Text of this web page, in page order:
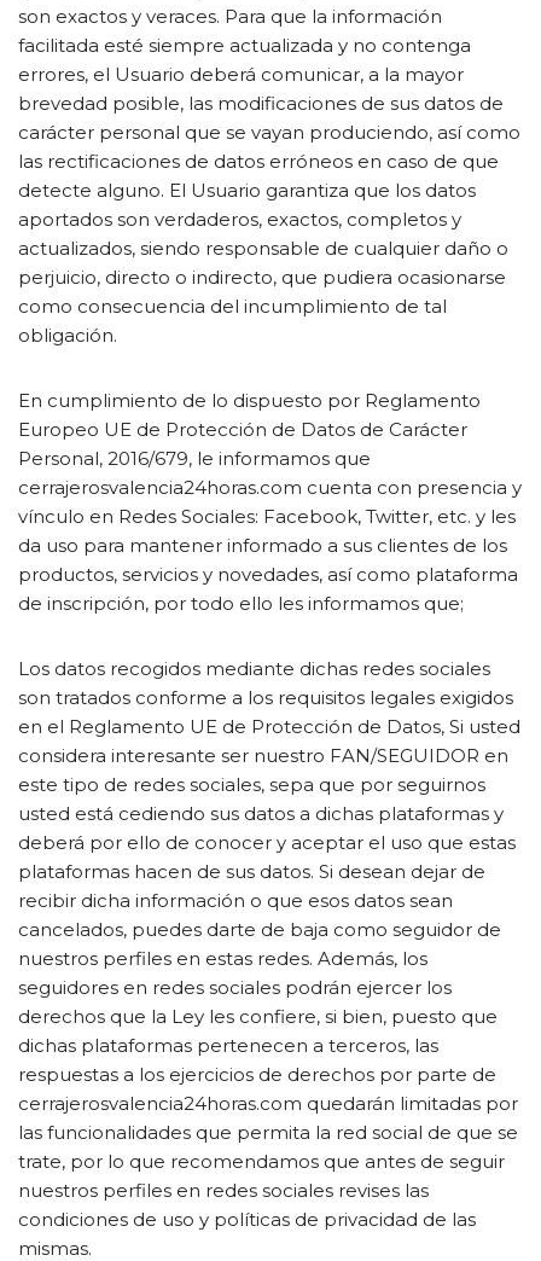
son exactos y veraces. Para que la información
facilitada esté siempre actualizada y no contenga
errores, el Usuario deberá comunicar, a la mayor
brevedad posible, las modificaciones de sus datos de
carácter personal que se vayan produciendo, así como
las rectificaciones de datos erróneos en caso de que
detecte alguno. El Usuario garantiza que los datos
aportados son verdaderos, exactos, completos y
actualizados, siendo responsable de cualquier daño o
perjuicio, directo o indirecto, que pudiera ocasionarse
como consecuencia del incumplimiento de tal
obligación.
En cumplimiento de lo dispuesto por Reglamento
Europeo UE de Protección de Datos de Carácter
Personal, 2016/679, le informamos que
cerrajerosvalencia24horas.com cuenta con presencia y
vínculo en Redes Sociales: Facebook, Twitter, etc. y les
da uso para mantener informado a sus clientes de los
productos, servicios y novedades, así como plataforma
de inscripción, por todo ello les informamos que;
Los datos recogidos mediante dichas redes sociales
son tratados conforme a los requisitos legales exigidos
en el Reglamento UE de Protección de Datos, Si usted
considera interesante ser nuestro FAN/SEGUIDOR en
este tipo de redes sociales, sepa que por seguirnos
usted está cediendo sus datos a dichas plataformas y
deberá por ello de conocer y aceptar el uso que estas
plataformas hacen de sus datos. Si desean dejar de
recibir dicha información o que esos datos sean
cancelados, puedes darte de baja como seguidor de
nuestros perfiles en estas redes. Además, los
seguidores en redes sociales podrán ejercer los
derechos que la Ley les confiere, si bien, puesto que
dichas plataformas pertenecen a terceros, las
respuestas a los ejercicios de derechos por parte de
cerrajerosvalencia24horas.com quedarán limitadas por
las funcionalidades que permita la red social de que se
trate, por lo que recomendamos que antes de seguir
nuestros perfiles en redes sociales revises las
condiciones de uso y políticas de privacidad de las
mismas.